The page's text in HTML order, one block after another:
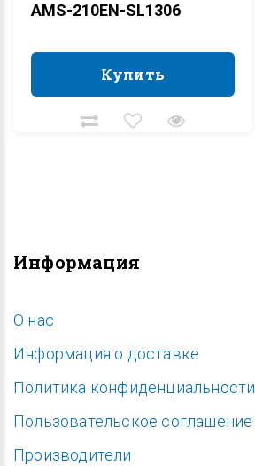
AMS-210EN-SL1306
Купить
Купить
Информация
O нас
Информация о доставке
Политика конфиденциальности
Пользовательское соглашение
Производители